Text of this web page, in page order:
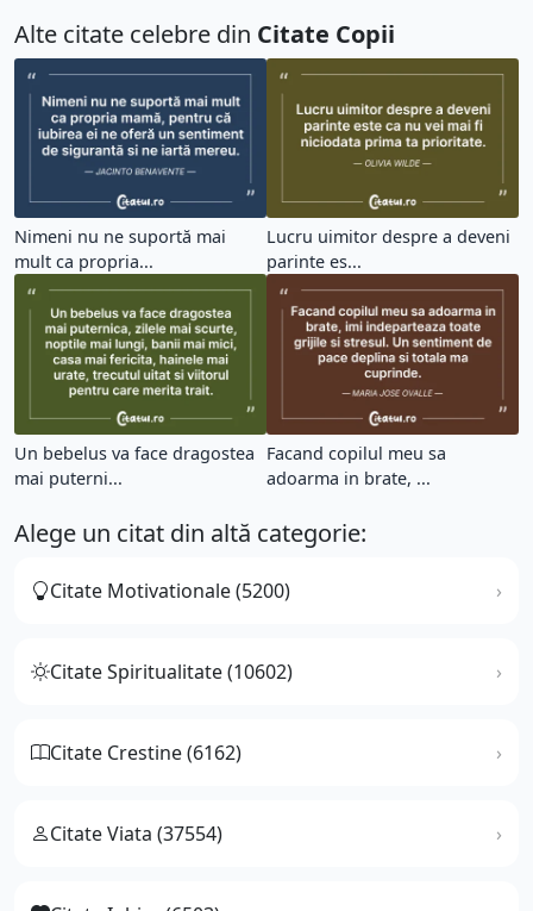
Alte citate celebre din Citate Copii
Nimeni nu ne suportă mai
mult ca propria...
Lucru uimitor despre a deveni
parinte es...
Un bebelus va face dragostea
mai puterni...
Facand copilul meu sa
adoarma in brate, ...
Alege un citat din altă categorie:
Citate Motivationale (5200)
Citate Spiritualitate (10602)
Citate Crestine (6162)
Citate Viata (37554)